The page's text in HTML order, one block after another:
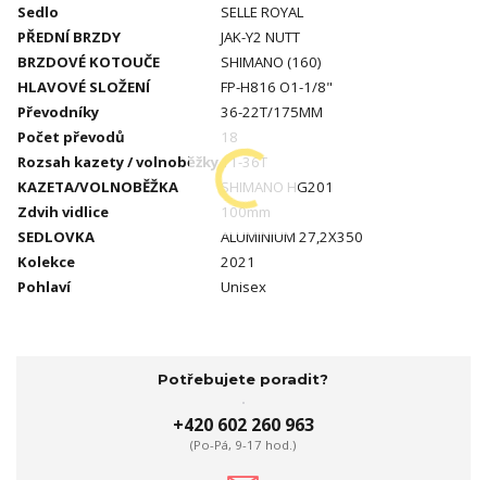
Sedlo
SELLE ROYAL
PŘEDNÍ BRZDY
JAK-Y2 NUTT
BRZDOVÉ KOTOUČE
SHIMANO (160)
HLAVOVÉ SLOŽENÍ
FP-H816 O1-1/8"
Převodníky
36-22T/175MM
Počet převodů
18
Rozsah kazety / volnoběžky11-36T
KAZETA/VOLNOBĚŽKA
SHIMANO HG201
Zdvih vidlice
100mm
SEDLOVKA
ALUMINIUM 27,2X350
Kolekce
2021
Pohlaví
Unisex
Potřebujete poradit?
+420 602 260 963
(Po-Pá, 9-17 hod.)